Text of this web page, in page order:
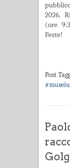
2026.
(ore
Feste!
Post